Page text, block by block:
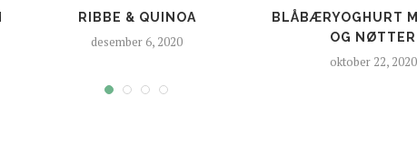
RIBBE & QUINOA
desember 6, 2020
BLÅBÆRYOGHURT
OG NØTTER
oktober 22, 2020